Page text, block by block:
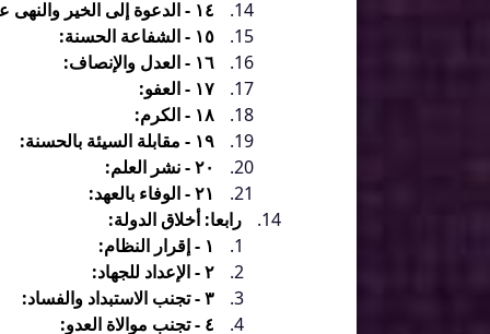
١٤ - الدعوة إلى الخير والنهى عن الشر:
١٥ - الشفاعة الحسنة:
١٦ - العدل والإنصاف:
١٧ - العفو:
١٨ - الكرم:
١٩ - مقابلة السيئة بالحسنة:
٢٠ - نشر العلم:
٢١ - الوفاء بالعهد:
رابعا: أخلاق الدولة:
١ - إقرار النظام:
٢ - الإعداد للجهاد:
٣ - تجنب الاستبداد والفساد:
٤ - تجنب موالاة العدو: